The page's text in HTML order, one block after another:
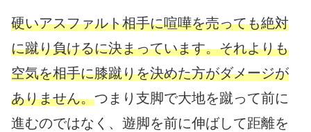
硬いアスファルト相手に喧嘩を売っても絶対
に蹴り負けるに決まっています。それよりも
空気を相手に膝蹴りを決めた方がダメージが
ありません。つまり支脚で大地を蹴って前に
進むのではなく、遊脚を前に伸ばして距離を